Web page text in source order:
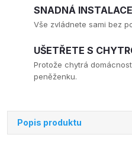
SNADNÁ INSTALACE
Vše zvládnete sami bez
UŠETŘETE S
Protože chytrá
peněženku.
Popis produktu